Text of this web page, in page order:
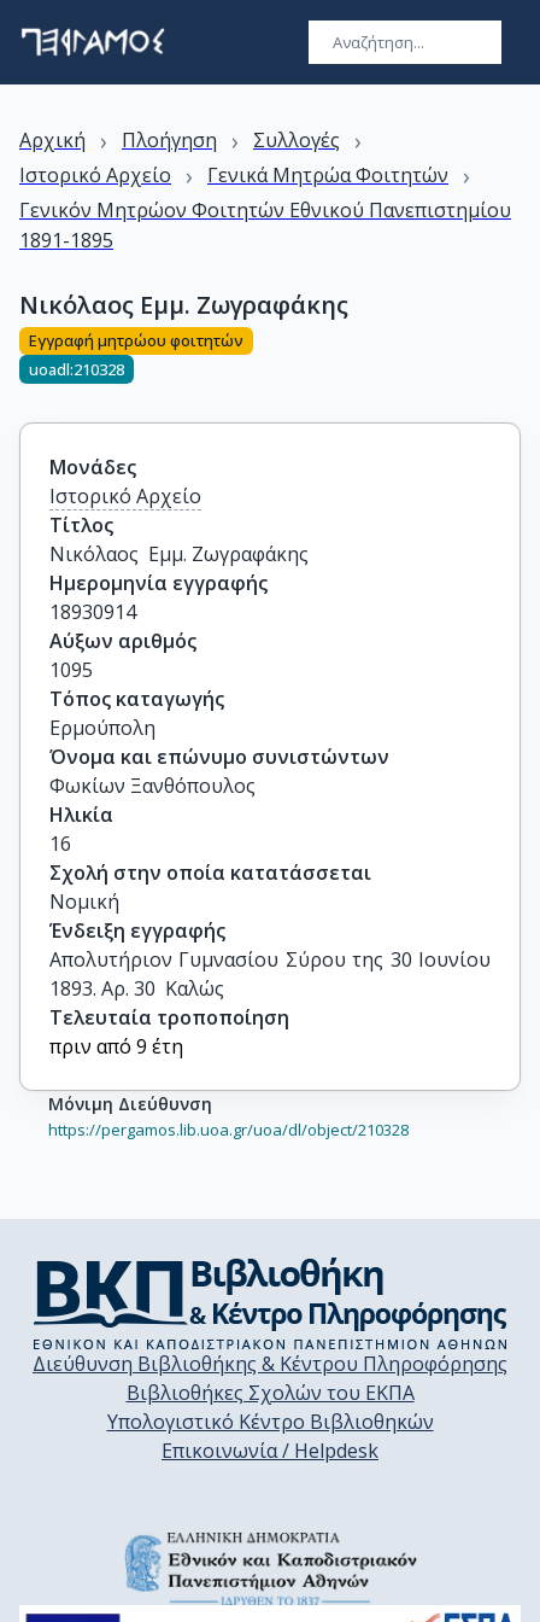
Αρχική › Πλοήγηση › Συλλογές ›
Ιστορικό Αρχείο › Γενικά Μητρώα Φοιτητών ›
Γενικόν Μητρώον Φοιτητών Εθνικού Πανεπιστημίου
1891-1895
Νικόλαος Εμμ. Ζωγραφάκης
Εγγραφή μητρώου φοιτητών
uoadl:210328
Μονάδες
Ιστορικό Αρχείο
Τίτλος
Νικόλαος  Εμμ. Ζωγραφάκης
Ημερομηνία εγγραφής
18930914
Αύξων αριθμός
1095
Τόπος καταγωγής
Ερμούπολη
Όνομα και επώνυμο συνιστώντων
Φωκίων Ξανθόπουλος
Ηλικία
16
Σχολή στην οποία κατατάσσεται
Νομική
Ένδειξη εγγραφής
Απολυτήριον Γυμνασίου Σύρου της 30 Ιουνίου
1893. Αρ. 30  Καλώς
Τελευταία τροποποίηση
πριν από 9 έτη
Μόνιμη Διεύθυνση
https://pergamos.lib.uoa.gr/uoa/dl/object/210328
Διεύθυνση Βιβλιοθήκης & Κέντρου Πληροφόρησης
Βιβλιοθήκες Σχολών του ΕΚΠΑ
Υπολογιστικό Κέντρο Βιβλιοθηκών
Επικοινωνία / Helpdesk